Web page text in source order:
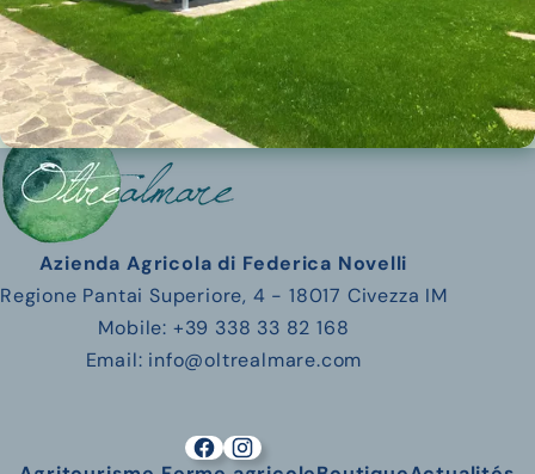
Azienda Agricola di Federica Novelli
Regione Pantai Superiore, 4 - 18017 Civezza IM
Mobile: +39 338 33 82 168
Email: info@oltrealmare.com